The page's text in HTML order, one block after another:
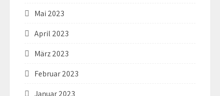
Mai 2023
April 2023
März 2023
Februar 2023
Januar 2023